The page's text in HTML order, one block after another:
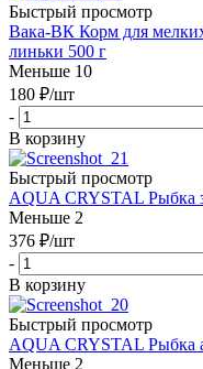
Быстрый просмотр
Вака-ВК Корм для
линьки 500 г
Меньше 10
180 ₽/шт
-
В корзину
Быстрый просмотр
AQUA CRYSTAL Рыбка
Меньше 2
376 ₽/шт
-
В корзину
Быстрый просмотр
AQUA CRYSTAL Рыбка
Меньше 2